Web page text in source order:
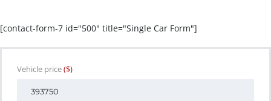
[contact-form-7 id="500" title="Single Car Form"]
Vehicle price($)